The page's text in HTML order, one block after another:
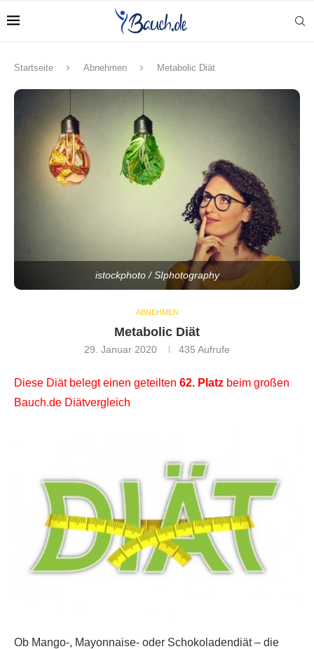
Startseite Abnehmen Metabolic Diät
istockphoto / SIphotography
ABNEHMEN
Metabolic Diät
29. Januar 2020 435 Aufrufe
Diese Diät belegt einen geteilten 62. Platz beim großen
Bauch.de Diätvergleich
Ob Mango-, Mayonnaise- oder Schokoladendiät – die